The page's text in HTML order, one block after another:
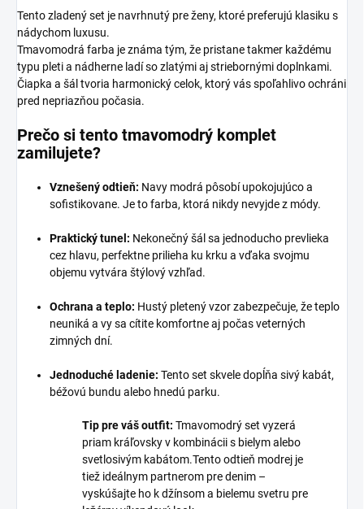
Tento zladený set je navrhnutý pre ženy, ktoré preferujú klasiku s
nádychom luxusu.
Tmavomodrá farba je známa tým, že pristane takmer každému
typu pleti a nádherne ladí so zlatými aj striebornými doplnkami.
Čiapka a šál tvoria harmonický celok, ktorý vás spoľahlivo ochráni
pred nepriazňou počasia.
Prečo si tento tmavomodrý komplet
zamilujete?
Vznešený odtieň: Navy modrá pôsobí upokojujúco a
sofistikovane. Je to farba, ktorá nikdy nevyjde z módy.
Praktický tunel: Nekonečný šál sa jednoducho prevlieka
cez hlavu, perfektne prilieha ku krku a vďaka svojmu
objemu vytvára štýlový vzhľad.
Ochrana a teplo: Hustý pletený vzor zabezpečuje, že teplo
neuniká a vy sa cítite komfortne aj počas veterných
zimných dní.
Jednoduché ladenie: Tento set skvele dopĺňa sivý kabát,
béžovú bundu alebo hnedú parku.
Tip pre váš outfit: Tmavomodrý set vyzerá
priam kráľovsky v kombinácii s bielym alebo
svetlosivým kabátom.Tento odtieň modrej je
tiež ideálnym partnerom pre denim –
vyskúšajte ho k džínsom a bielemu svetru pre